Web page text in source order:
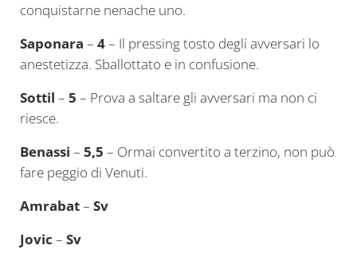
conquistarne nenache uno.
Saponara – 4– Il pressing tosto degli avversari lo
anestetizza. Sballottato e in confusione.
Sottil – 5 – Prova a saltare gli avversari ma non ci
riesce.
Benassi – 5,5 – Ormai convertito a terzino, non può
fare peggio di Venuti.
Amrabat– Sv
Jovic – Sv